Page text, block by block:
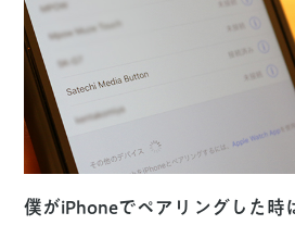
僕がiPhoneでペアリングした時